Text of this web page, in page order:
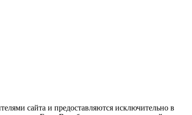
сайта и предоставляются исключительно в